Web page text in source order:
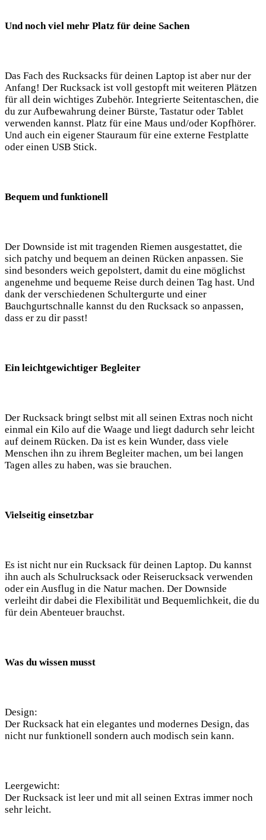
Und noch viel mehr Platz für deine Sachen
Das Fach des Rucksacks⁣ für deinen Laptop⁣ ist aber nur der
Anfang! Der Rucksack ist voll gestopft ‌mit weiteren Plätzen
für all ⁢dein wichtiges ‌Zubehör. ⁤Integrierte Seitentaschen, die ​
du ​zur Aufbewahrung ⁤deiner Bürste, Tastatur⁤ oder Tablet
verwenden kannst. Platz für​ eine Maus und/oder⁢ Kopfhörer.
Und auch ein eigener Stauraum ⁣für ⁢eine externe Festplatte
oder einen USB Stick.
Bequem und funktionell
Der‌ Downside ist mit tragenden Riemen ausgestattet, die
sich patchy und ⁢bequem an deinen⁣ Rücken anpassen. Sie
sind‍ besonders weich​ gepolstert, damit du eine möglichst
angenehme und bequeme‌ Reise durch deinen Tag hast. Und
dank‍ der verschiedenen Schultergurte und einer
Bauchgurtschnalle kannst du den‍ Rucksack so anpassen,⁤
dass ​er zu dir passt!
Ein ⁢leichtgewichtiger Begleiter
Der Rucksack⁤ bringt selbst mit all seinen Extras noch nicht
‌einmal ein Kilo auf ⁢die Waage und liegt dadurch sehr leicht
‌auf deinem⁤ Rücken. Da ist es kein Wunder,⁤ dass viele
Menschen ihn ​zu ihrem Begleiter⁣ machen, um bei langen
Tagen alles zu haben, was sie brauchen.
Vielseitig einsetzbar
Es ist nicht nur ein Rucksack für deinen Laptop. Du kannst
ihn auch als Schulrucksack oder Reiserucksack ⁤verwenden
oder ​ein Ausflug in ⁤die Natur machen. Der Downside
⁢verleiht dir dabei⁤ die ‌Flexibilität und Bequemlichkeit, die du
für dein Abenteuer brauchst.
Was du wissen musst
Design:
Der Rucksack hat ein elegantes und modernes Design, das
nicht nur⁣ funktionell sondern auch modisch sein ‍kann.
Leergewicht:
Der Rucksack ist leer und mit ‌all seinen Extras immer noch
sehr leicht.